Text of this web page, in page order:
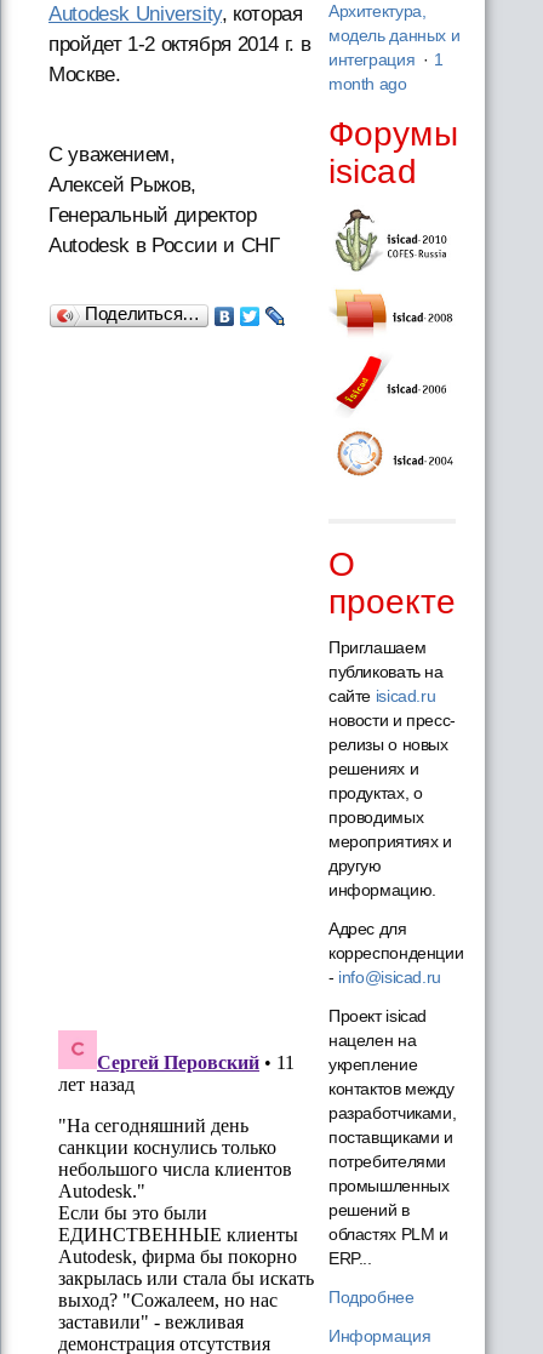
Autodesk University, которая
пройдет 1-2 октября 2014 г. в
Москве.
С уважением,
Алексей Рыжов,
Генеральный директор
Autodesk в России и СНГ
Поделиться…
Архитектура,
модель данных и
интеграция · 1
month ago
Форумы
isicad
О
проекте
Приглашаем
публиковать на
сайте isicad.ru
новости и пресс-
релизы о новых
решениях и
продуктах, о
проводимых
мероприятиях и
другую
информацию.
Адрес для
корреспонденции
- info@isicad.ru
Проект isicad
нацелен на
укрепление
контактов между
разработчиками,
поставщиками и
потребителями
промышленных
решений в
областях PLM и
ERP...
Подробнее
Информация